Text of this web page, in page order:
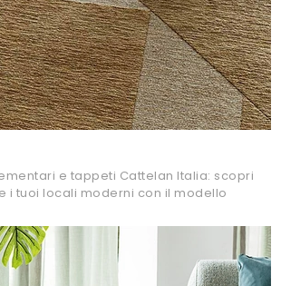
e tappeti Cattelan Italia: scopri
i tuoi locali moderni con il modello